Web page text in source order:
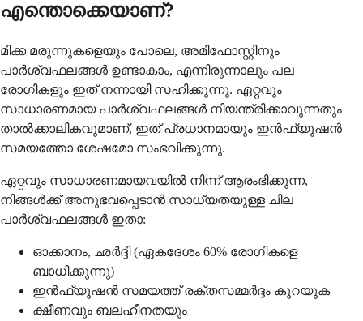
എന്തൊക്കെയാണ്?
മിക്ക മരുന്നുകളെയും പോലെ, അമിഫോസ്റ്റിനും
പാർശ്വഫലങ്ങൾ ഉണ്ടാകാം, എന്നിരുന്നാലും പല
രോഗികളും ഇത് നന്നായി സഹിക്കുന്നു. ഏറ്റവും
സാധാരണമായ പാർശ്വഫലങ്ങൾ നിയന്ത്രിക്കാവുന്നതും
താൽക്കാലികവുമാണ്, ഇത് പ്രധാനമായും ഇൻഫ്യൂഷൻ
സമയത്തോ ശേഷമോ സംഭവിക്കുന്നു.
ഏറ്റവും സാധാരണമായവയിൽ നിന്ന് ആരംഭിക്കുന്ന,
നിങ്ങൾക്ക് അനുഭവപ്പെടാൻ സാധ്യതയുള്ള ചില
പാർശ്വഫലങ്ങൾ ഇതാ:
ഓക്കാനം, ഛർദ്ദി (ഏകദേശം 60% രോഗികളെ
ബാധിക്കുന്നു)
ഇൻഫ്യൂഷൻ സമയത്ത് രക്തസമ്മർദ്ദം കുറയുക
ക്ഷീണവും ബലഹീനതയും